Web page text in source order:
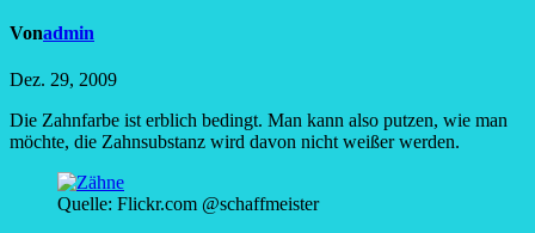
Vonadmin
Dez. 29, 2009
Die Zahnfarbe ist erblich bedingt. Man kann also putzen, wie man
möchte, die Zahnsubstanz wird davon nicht weißer werden.
Quelle: Flickr.com @schaffmeister